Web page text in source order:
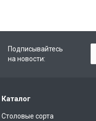
Подписывайтесь
на новости:
Каталог
Столовые сорта